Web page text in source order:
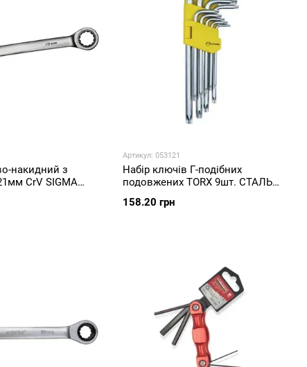
накидний з
CrV SIGMA
Артикул: 053121
Набір ключів Г-подібних
подовжених TORX 9шт. СТАЛЬ
158.20 грн